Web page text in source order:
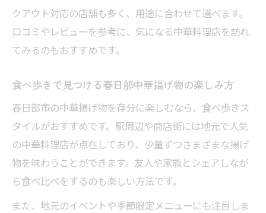
クアウト対応の店舗も多く、用途に合わせて選べます。
口コミやレビューを参考に、気になる中華料理店を訪れ
てみるのもおすすめです。
食べ歩きで見つける春日部中華揚げ物の楽しみ方
春日部市の中華揚げ物を存分に楽しむなら、食べ歩きス
タイルがおすすめです。駅周辺や商店街には地元で人気
の中華料理店が点在しており、少量ずつさまざまな揚げ
物を味わうことができます。友人や家族とシェアしなが
ら食べ比べをするのも楽しい方法です。
また、地元のイベントや季節限定メニューにも注目しま